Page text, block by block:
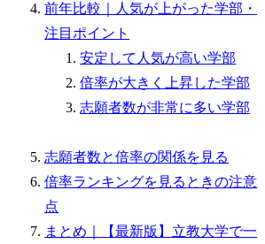
前年比較｜人気が上がった学部・
注目ポイント
安定して人気が高い学部
倍率が大きく上昇した学部
志願者数が非常に多い学部
志願者数と倍率の関係を見る
倍率ランキングを見るときの注意
点
まとめ｜【最新版】立教大学で一